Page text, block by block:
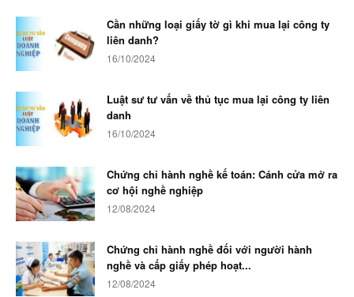
Cần những loại giấy tờ gì khi mua lại công ty
liên danh?
16/10/2024
Luật sư tư vấn về thủ tục mua lại công ty liên
danh
16/10/2024
Chứng chỉ hành nghề kế toán: Cánh cửa mở ra
cơ hội nghề nghiệp
12/08/2024
Chứng chỉ hành nghề đối với người hành
nghề và cấp giấy phép hoạt...
12/08/2024